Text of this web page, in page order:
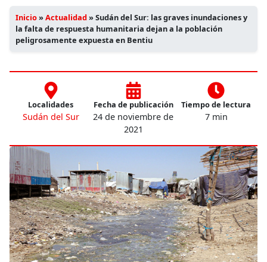
Inicio»Actualidad»Sudán del Sur: las graves inundaciones y
la falta de respuesta humanitaria dejan a la población
peligrosamente expuesta en Bentiu
Localidades
Sudán del Sur
Fecha de publicación
24 de noviembre de
2021
Tiempo de lectura
7 min